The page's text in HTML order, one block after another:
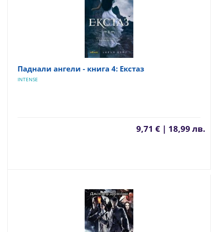
Паднали ангели - книга 4: Екстаз
INTENSE
9,71 € | 18,99 лв.